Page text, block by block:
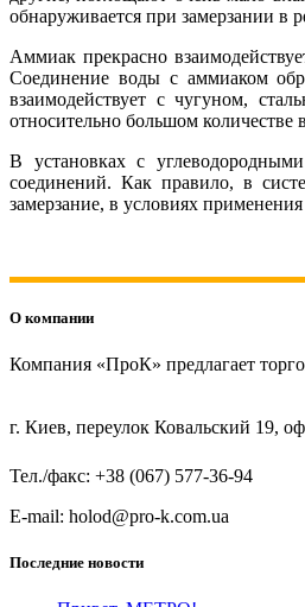
обнаруживается при замерзании в
Аммиак прекрасно
Соединение воды с аммиаком
взаимодействует с чугуном,
относительно большом количестве
В установках с
соединений. Как правило, в
замерзание, в условиях
О компании
Компания «ПроК» предлагает
г. Киев, переулок Ковальский 19,
Тел./факс: +38 (067) 577-36-94
E-mail: holod@pro-k.com.ua
Последние новости